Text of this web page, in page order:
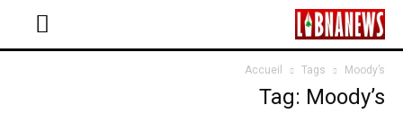
Accueil Tags Moody’s
Tag: Moody’s